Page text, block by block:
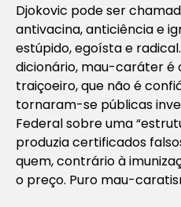
Djokovic pode ser
antivacina, anticiência e
estúpido, egoísta e
dicionário, mau-caráter é
traiçoeiro, que não é
tornaram-se públicas
Federal sobre uma
produzia certificados
quem, contrário à
o preço. Puro mau-